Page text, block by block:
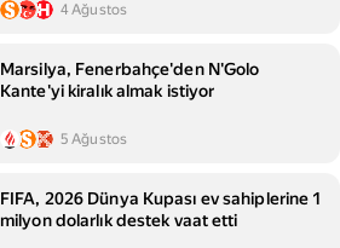
4 Ağustos
Marsilya, Fenerbahçe'den N'Golo
Kante'yi kiralık almak istiyor
5 Ağustos
FIFA, 2026 Dünya Kupası ev sahiplerine 1
milyon dolarlık destek vaat etti